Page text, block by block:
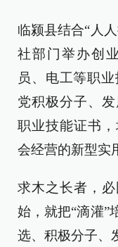
临颍县结合“人
社部门举办创
员、电工等职
党积极分子、
职业技能证书，
会经营的新型实
求木之长者，
始，就把“滴灌”
选、积极分子、